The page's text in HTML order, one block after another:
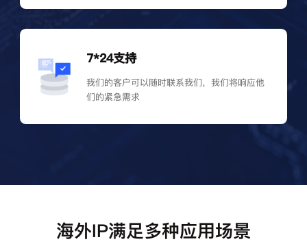
7*24支持
我们的客户可以随时联系我们，我们将响应他
们的紧急需求
海外IP满足多种应用场景